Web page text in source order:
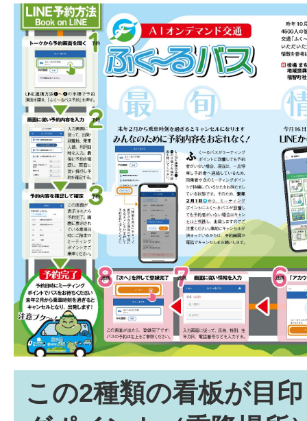
この2種類の看板が目